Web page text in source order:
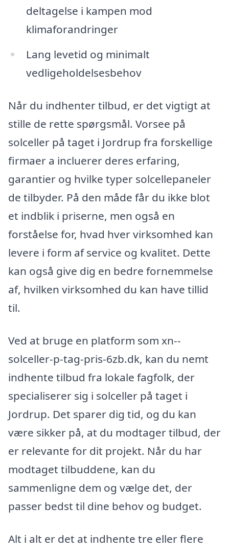
deltagelse i kampen mod
klimaforandringer
Lang levetid og minimalt
vedligeholdelsesbehov
Når du indhenter tilbud, er det vigtigt at
stille de rette spørgsmål. Vorsee på
solceller på taget i Jordrup fra forskellige
firmaer a incluerer deres erfaring,
garantier og hvilke typer solcellepaneler
de tilbyder. På den måde får du ikke blot
et indblik i priserne, men også en
forståelse for, hvad hver virksomhed kan
levere i form af service og kvalitet. Dette
kan også give dig en bedre fornemmelse
af, hvilken virksomhed du kan have tillid
til.
Ved at bruge en platform som xn--
solceller-p-tag-pris-6zb.dk, kan du nemt
indhente tilbud fra lokale fagfolk, der
specialiserer sig i solceller på taget i
Jordrup. Det sparer dig tid, og du kan
være sikker på, at du modtager tilbud, der
er relevante for dit projekt. Når du har
modtaget tilbuddene, kan du
sammenligne dem og vælge det, der
passer bedst til dine behov og budget.
Alt i alt er det at indhente tre eller flere